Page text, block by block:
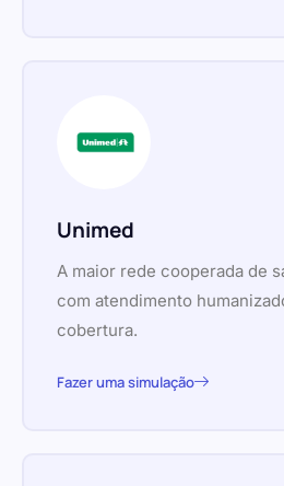
Unimed
A maior rede cooperada de
com atendimento
cobertura.
Fazer uma simulação